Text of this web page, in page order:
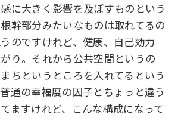
に大きく影響を及ぼすものという
幹部分みたいなものは取れてるの
のですけれど、健康、自己効力
り。それから公共空間というの
ちというところを入れてるという
通の幸福度の因子とちょっと違う
ますけれど、こんな構成になって